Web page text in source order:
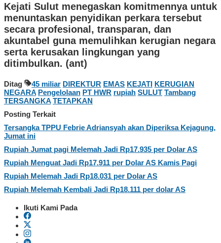
Kejati Sulut menegaskan komitmennya untuk
menuntaskan penyidikan perkara tersebut
secara profesional, transparan, dan
akuntabel guna memulihkan kerugian negara
serta kerusakan lingkungan yang
ditimbulkan. (ant)
Ditag 45 miliar DIREKTUR EMAS KEJATI KERUGIAN
NEGARA Pengelolaan PT HWR rupiah SULUT Tambang
TERSANGKA TETAPKAN
Posting Terkait
Tersangka TPPU Febrie Adriansyah akan Diperiksa Kejagung,
Jumat ini
Rupiah Jumat pagi Melemah Jadi Rp17.935 per Dolar AS
Rupiah Menguat Jadi Rp17.911 per Dolar AS Kamis Pagi
Rupiah Melemah Jadi Rp18.031 per Dolar AS
Rupiah Melemah Kembali Jadi Rp18.111 per dolar AS
Ikuti Kami Pada